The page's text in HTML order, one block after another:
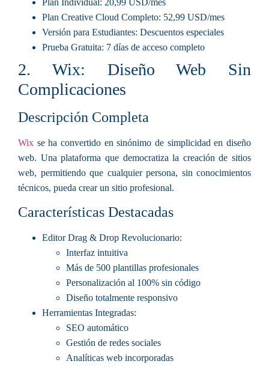
Plan Creative Cloud Completo: 52,99 USD/mes
Versión para Estudiantes: Descuentos especiales
Prueba Gratuita: 7 días de acceso completo
2. Wix: Diseño Web Sin
Complicaciones
Descripción Completa
Wix se ha convertido en sinónimo de simplicidad en diseño
web. Una plataforma que democratiza la creación de sitios
web, permitiendo que cualquier persona, sin conocimientos
técnicos, pueda crear un sitio profesional.
Características Destacadas
Editor Drag & Drop Revolucionario:
Interfaz intuitiva
Más de 500 plantillas profesionales
Personalización al 100% sin código
Diseño totalmente responsivo
Herramientas Integradas:
SEO automático
Gestión de redes sociales
Analíticas web incorporadas